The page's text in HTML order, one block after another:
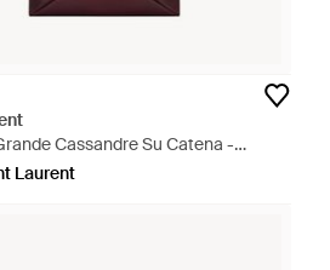
Cassandre Su Catena -
Laurent